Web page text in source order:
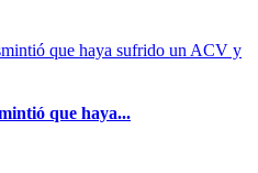
que haya...